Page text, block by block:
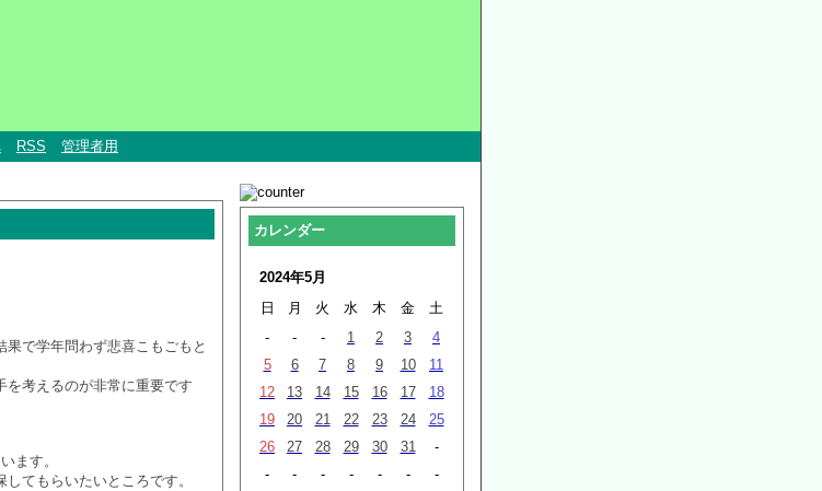
RSS 管理者用
で学年問わず悲喜こもごもと
を考えるのが非常に重要です
ます。
てもらいたいところです。
カレンダー
2024年5月
日
月 火 水 木 金
土
-
- - 1 2 3
4
5
6 7 8 9 10
11
12
13 14 15 16 17
18
19
20 21 22 23 24
25
26
27 28 29 30 31
-
-
- - - - -
-